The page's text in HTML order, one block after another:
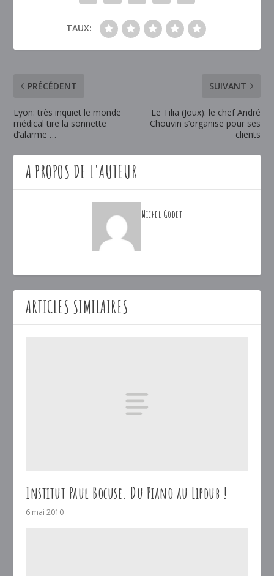
TAUX:
PRÉCÉDENT
Lyon: très inquiet le monde
médical tire la sonnette
d’alarme …
SUIVANT
Le Tilia (Joux): le chef André
Chouvin s’organise pour ses
clients
A PROPOS DE L'AUTEUR
Michel Godet
ARTICLES SIMILAIRES
Institut Paul Bocuse. Du Piano au Lipdub !
6 mai 2010